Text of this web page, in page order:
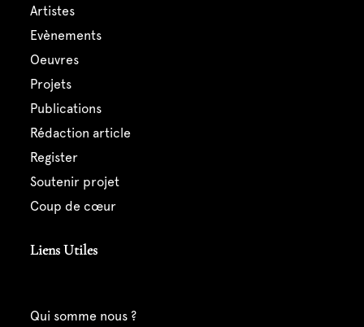
artistes
evènements
oeuvres
projets
publications
rédaction article
register
soutenir projet
coup de cœur
Liens Utiles
qui somme nous ?